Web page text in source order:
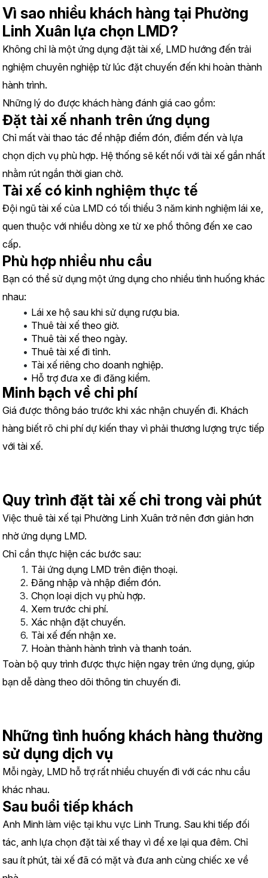
Vì sao nhiều khách hàng tại Phường
Linh Xuân lựa chọn LMD?
Không chỉ là một ứng dụng đặt tài xế, LMD hướng đến trải
nghiệm chuyên nghiệp từ lúc đặt chuyến đến khi hoàn thành
hành trình.
Những lý do được khách hàng đánh giá cao gồm:
Đặt tài xế nhanh trên ứng dụng
Chỉ mất vài thao tác để nhập điểm đón, điểm đến và lựa
chọn dịch vụ phù hợp. Hệ thống sẽ kết nối với tài xế gần nhất
nhằm rút ngắn thời gian chờ.
Tài xế có kinh nghiệm thực tế
Đội ngũ tài xế của LMD có tối thiểu 3 năm kinh nghiệm lái xe,
quen thuộc với nhiều dòng xe từ xe phổ thông đến xe cao
cấp.
Phù hợp nhiều nhu cầu
Bạn có thể sử dụng một ứng dụng cho nhiều tình huống khác
nhau:
Lái xe hộ sau khi sử dụng rượu bia.
Thuê tài xế theo giờ.
Thuê tài xế theo ngày.
Thuê tài xế đi tỉnh.
Tài xế riêng cho doanh nghiệp.
Hỗ trợ đưa xe đi đăng kiểm.
Minh bạch về chi phí
Giá được thông báo trước khi xác nhận chuyến đi. Khách
hàng biết rõ chi phí dự kiến thay vì phải thương lượng trực tiếp
với tài xế.
Quy trình đặt tài xế chỉ trong vài phút
Việc thuê tài xế tại Phường Linh Xuân trở nên đơn giản hơn
nhờ ứng dụng LMD.
Chỉ cần thực hiện các bước sau:
Tải ứng dụng LMD trên điện thoại.
Đăng nhập và nhập điểm đón.
Chọn loại dịch vụ phù hợp.
Xem trước chi phí.
Xác nhận đặt chuyến.
Tài xế đến nhận xe.
Hoàn thành hành trình và thanh toán.
Toàn bộ quy trình được thực hiện ngay trên ứng dụng, giúp
bạn dễ dàng theo dõi thông tin chuyến đi.
Những tình huống khách hàng thường
sử dụng dịch vụ
Mỗi ngày, LMD hỗ trợ rất nhiều chuyến đi với các nhu cầu
khác nhau.
Sau buổi tiếp khách
Anh Minh làm việc tại khu vực Linh Trung. Sau khi tiếp đối
tác, anh lựa chọn đặt tài xế thay vì để xe lại qua đêm. Chỉ
sau ít phút, tài xế đã có mặt và đưa anh cùng chiếc xe về